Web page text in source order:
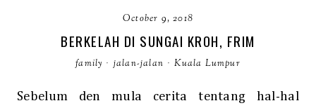
October 9, 2018
BERKELAH DI SUNGAI KROH, FRIM
family · jalan-jalan · Kuala Lumpur
Sebelum den mula cerita tentang hal-hal